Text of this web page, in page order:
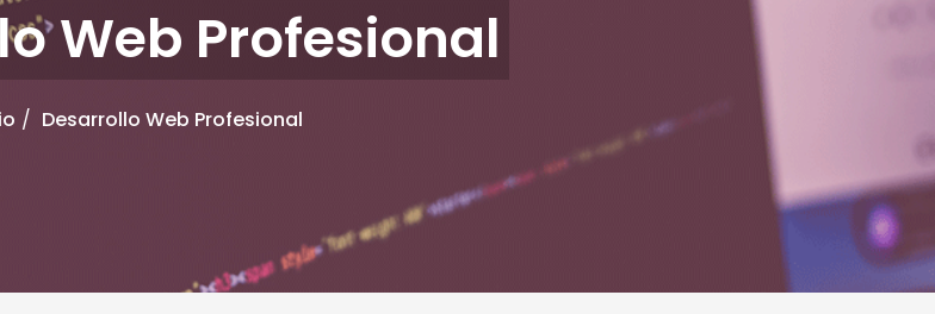
Web Profesional
Desarrollo Web Profesional